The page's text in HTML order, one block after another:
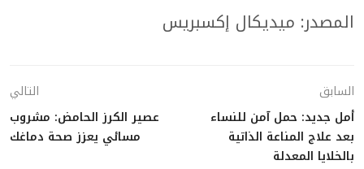
المصدر: ميديكال إكسبريس
السابق
أمل جديد: حمل آمن للنساء
بعد علاج المناعة الذاتية
بالخلايا المعدلة
التالي
عصير الكرز الحامض: مشروب
مسائي يعزز صحة دماغك